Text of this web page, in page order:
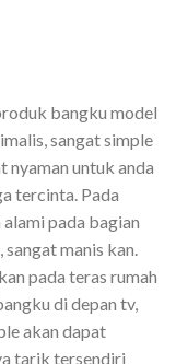
bangku model
sangat simple
nyaman untuk anda
tercinta. Pada
pada bagian
manis kan.
pada teras rumah
di depan tv,
akan dapat
tarik tersendiri